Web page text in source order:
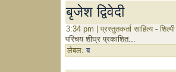
बृजेश द्विवेदी
3:34 pm | प्रस्तुतकर्ता साहित्य - शिल्पी
परिचय शीघ्र प्रकाशित...
लेबल: ब